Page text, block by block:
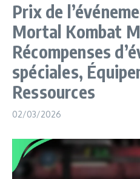
Prix de
Mortal Kombat
Récompenses
spéciales,
Ressources
02/03/2026